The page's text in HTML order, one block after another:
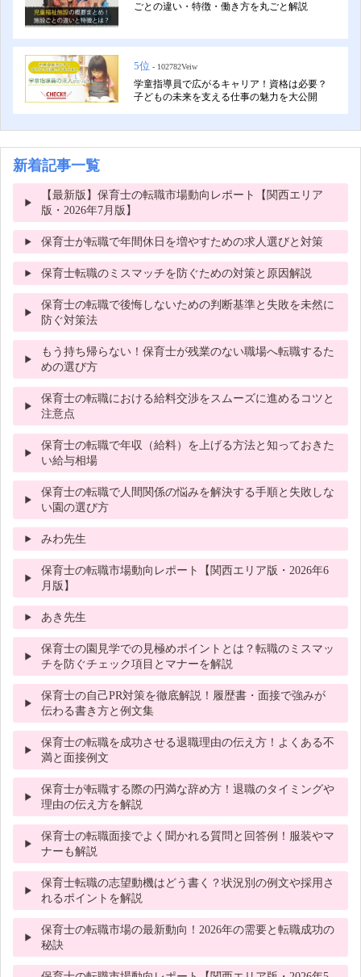
ごとの違い・特徴・働き方を丸ごと解説
5位 - 102782Veiw
学童指導員で広がるキャリア！資格は必要？
子どもの未来を支える仕事の魅力を大公開
新着記事一覧
【最新版】保育士の転職市場動向レポート【関西エリア
版・2026年7月版】
保育士が転職で年間休日を増やすための求人選びと対策
保育士転職のミスマッチを防ぐための対策と原因解説
保育士の転職で後悔しないための判断基準と失敗を未然に
防ぐ対策法
もう持ち帰らない！保育士が残業のない職場へ転職するた
めの選び方
保育士の転職における給料交渉をスムーズに進めるコツと
注意点
保育士の転職で年収（給料）を上げる方法と知っておきた
い給与相場
保育士の転職で人間関係の悩みを解決する手順と失敗しな
い園の選び方
みわ先生
保育士の転職市場動向レポート【関西エリア版・2026年6
月版】
あき先生
保育士の園見学での見極めポイントとは？転職のミスマッ
チを防ぐチェック項目とマナーを解説
保育士の自己PR対策を徹底解説！履歴書・面接で強みが
伝わる書き方と例文集
保育士の転職を成功させる退職理由の伝え方！よくある不
満と面接例文
保育士が転職する際の円満な辞め方！退職のタイミングや
理由の伝え方を解説
保育士の転職面接でよく聞かれる質問と回答例！服装やマ
ナーも解説
保育士転職の志望動機はどう書く？状況別の例文や採用さ
れるポイントを解説
保育士の転職市場の最新動向！2026年の需要と転職成功の
秘訣